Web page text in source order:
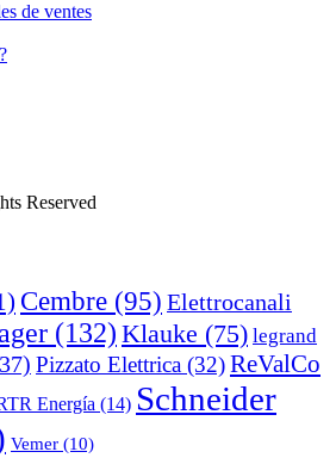
de ventes
Reserved
Cembre (95) Elettrocanali
(132) Klauke (75) legrand
Pizzato Elettrica (32)ReValCo
Energía (14) Schneider
Vemer (10)